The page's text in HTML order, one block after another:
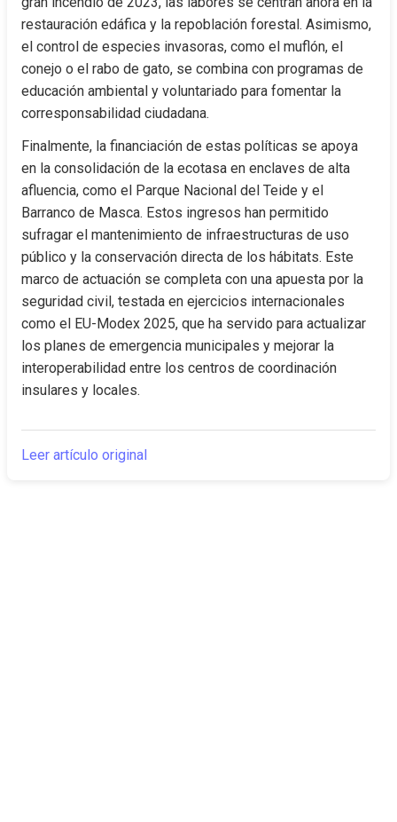
restauración edáfica y la repoblación forestal. Asimismo,
el control de especies invasoras, como el muflón, el
conejo o el rabo de gato, se combina con programas de
educación ambiental y voluntariado para fomentar la
corresponsabilidad ciudadana.
Finalmente, la financiación de estas políticas se apoya
en la consolidación de la ecotasa en enclaves de alta
afluencia, como el Parque Nacional del Teide y el
Barranco de Masca. Estos ingresos han permitido
sufragar el mantenimiento de infraestructuras de uso
público y la conservación directa de los hábitats. Este
marco de actuación se completa con una apuesta por la
seguridad civil, testada en ejercicios internacionales
como el EU-Modex 2025, que ha servido para actualizar
los planes de emergencia municipales y mejorar la
interoperabilidad entre los centros de coordinación
insulares y locales.
Leer artículo original